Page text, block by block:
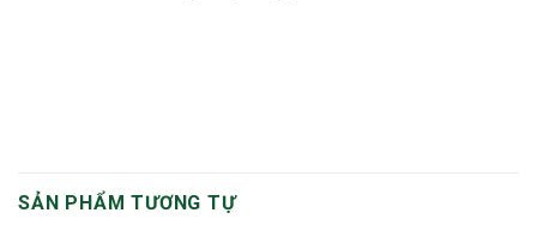
SẢN PHẨM TƯƠNG TỰ